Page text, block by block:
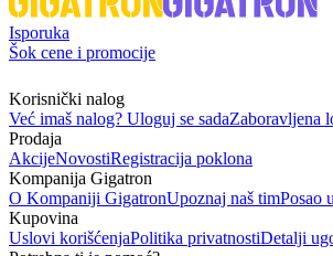
Isporuka
Šok cene i promocije
Korisnički nalog
Već imaš nalog? Uloguj se sadaZaboravljena
Prodaja
AkcijeNovostiRegistracija poklona
Kompanija Gigatron
O Kompaniji GigatronUpoznaj naš timPosao
Kupovina
Uslovi korišćenjaPolitika privatnostiDetalji